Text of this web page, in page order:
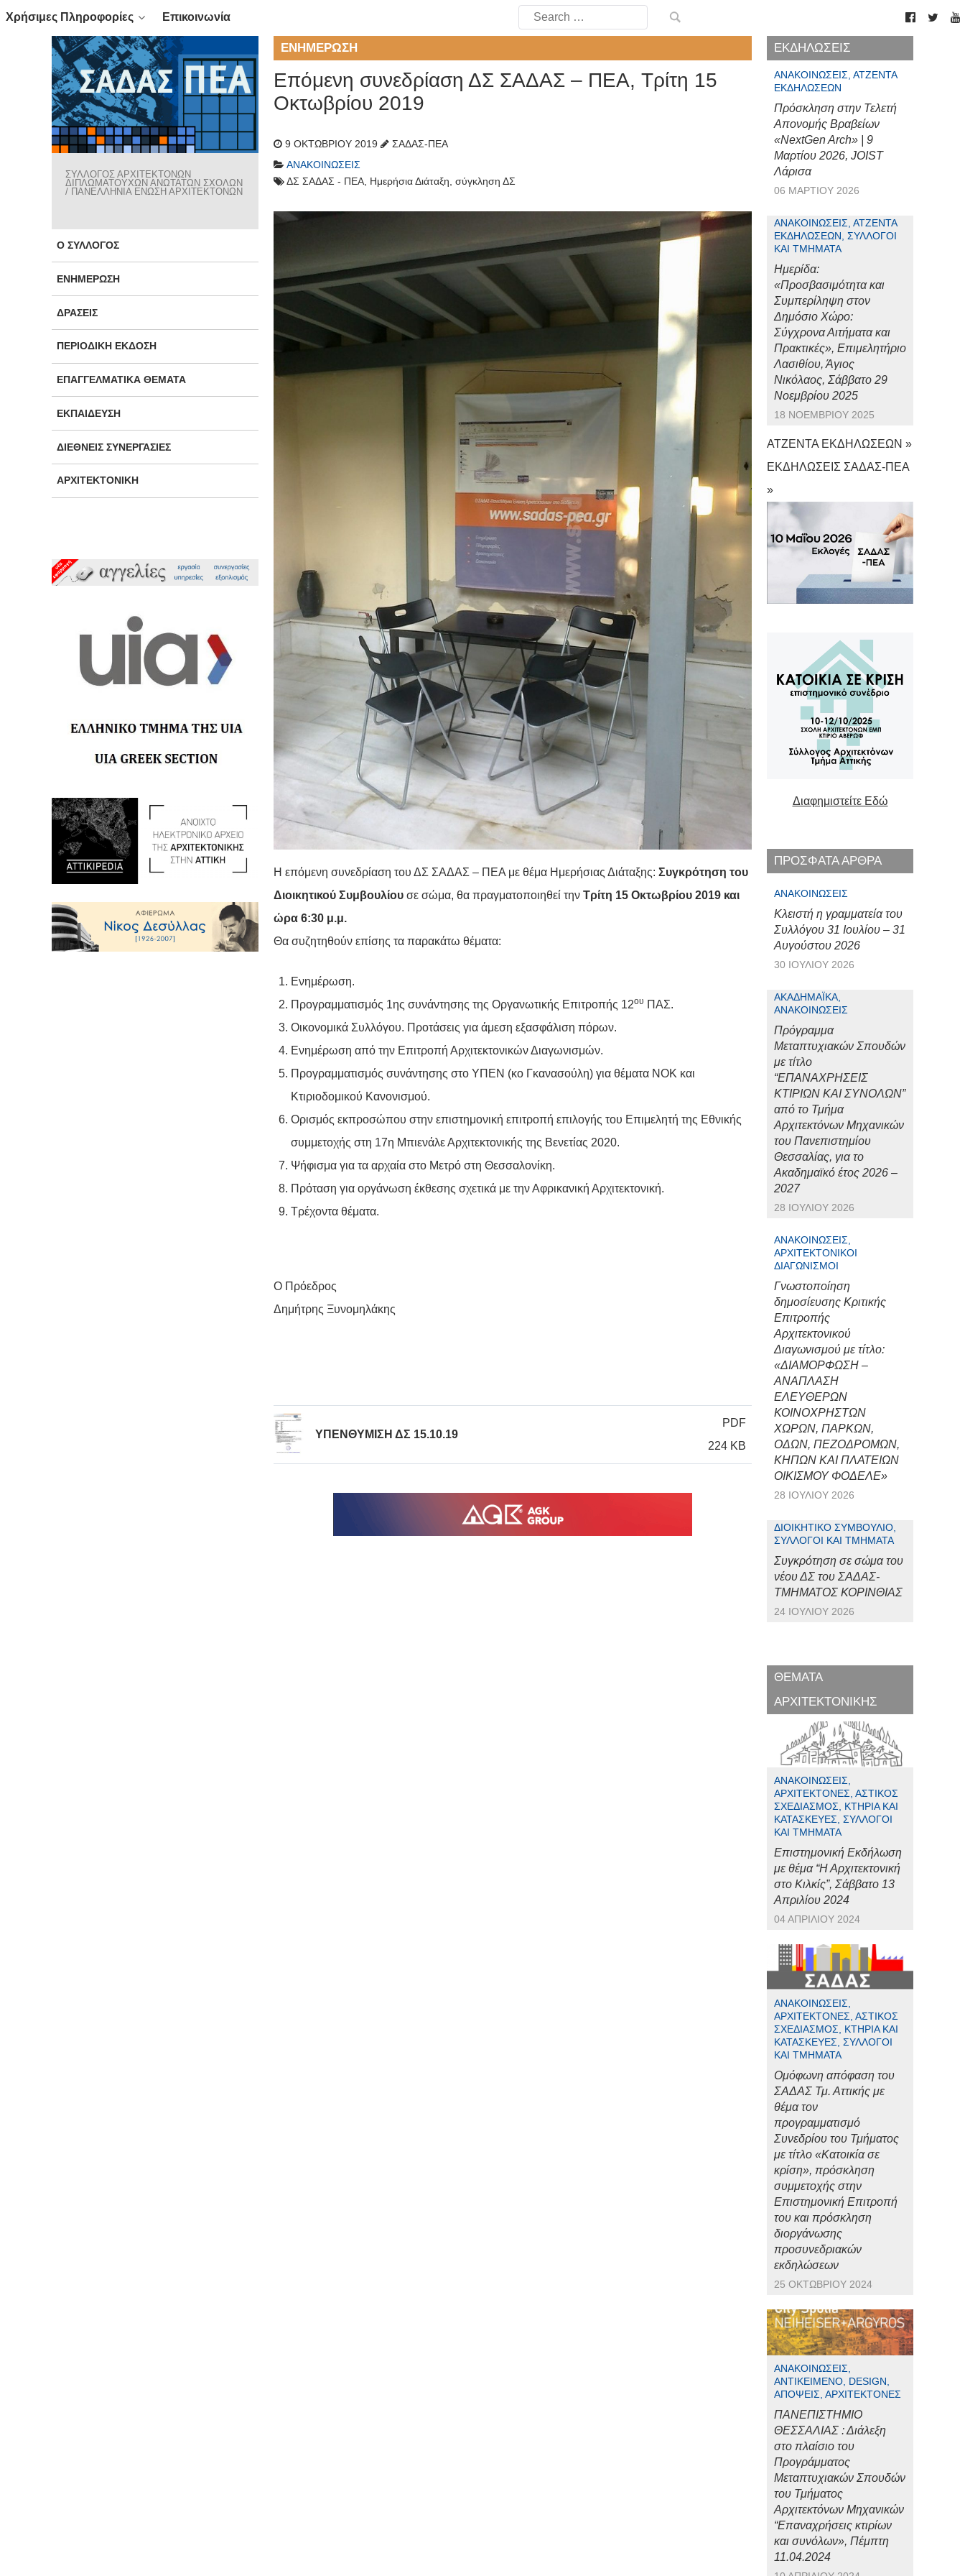
Χρήσιμες Πληροφορίες Επικοινωνία
Search
for:
ΣΥΛΛΟΓΟΣ ΑΡΧΙΤΕΚΤΟΝΩΝ
ΔΙΠΛΩΜΑΤΟΥΧΩΝ ΑΝΩΤΑΤΩΝ ΣΧΟΛΩΝ
/ ΠΑΝΕΛΛΗΝΙΑ ΕΝΩΣΗ ΑΡΧΙΤΕΚΤΟΝΩΝ
Ο ΣΎΛΛΟΓΟΣ
ΕΝΗΜΈΡΩΣΗ
ΔΡΆΣΕΙΣ
ΠΕΡΙΟΔΙΚΉ ΈΚΔΟΣΗ
ΕΠΑΓΓΕΛΜΑΤΙΚΆ ΘΈΜΑΤΑ
ΕΚΠΑΊΔΕΥΣΗ
ΔΙΕΘΝΕΊΣ ΣΥΝΕΡΓΑΣΊΕΣ
ΑΡΧΙΤΕΚΤΟΝΙΚΉ
ΕΝΗΜΈΡΩΣΗ
Eπόμενη συνεδρίαση ΔΣ ΣΑΔΑΣ – ΠΕΑ, Τρίτη 15
Οκτωβρίου 2019
9 ΟΚΤΩΒΡΊΟΥ 2019
ΣΑΔΑΣ-ΠΕΑ
ΑΝΑΚΟΙΝΏΣΕΙΣ
ΔΣ ΣΑΔΑΣ - ΠΕΑ, Ημερήσια Διάταξη, σύγκληση ΔΣ
H επόμενη συνεδρίαση του ΔΣ ΣΑΔΑΣ – ΠΕΑ με θέμα Ημερήσιας Διάταξης: Συγκρότηση του
Διοικητικού Συμβουλίουσε σώμα, θα πραγματοποιηθεί την Τρίτη 15 Οκτωβρίου 2019 και
ώρα 6:30 μ.μ.
Θα συζητηθούν επίσης τα παρακάτω θέματα:
Ενημέρωση.
Προγραμματισμός 1ης συνάντησης της Οργανωτικής Επιτροπής 12ου ΠΑΣ.
Οικονομικά Συλλόγου. Προτάσεις για άμεση εξασφάλιση πόρων.
Ενημέρωση από την Επιτροπή Αρχιτεκτονικών Διαγωνισμών.
Προγραμματισμός συνάντησης στο ΥΠΕΝ (κο Γκανασούλη) για θέματα ΝΟΚ και
Κτιριοδομικού Κανονισμού.
Ορισμός εκπροσώπου στην επιστημονική επιτροπή επιλογής του Επιμελητή της Εθνικής
συμμετοχής στη 17η Μπιενάλε Αρχιτεκτονικής της Βενετίας 2020.
Ψήφισμα για τα αρχαία στο Μετρό στη Θεσσαλονίκη.
Πρόταση για οργάνωση έκθεσης σχετικά με την Αφρικανική Αρχιτεκτονική.
Τρέχοντα θέματα.
Ο Πρόεδρος
Δημήτρης Ξυνομηλάκης
ΥΠΕΝΘΥΜΙΣΗ ΔΣ 15.10.19
PDF
224 KB
ΕΚΔΗΛΩΣΕΙΣ
ΑΝΑΚΟΙΝΏΣΕΙΣ, ΑΤΖΈΝΤΑ
ΕΚΔΗΛΏΣΕΩΝ
Πρόσκληση στην Τελετή
Απονομής Βραβείων
«NextGen Arch» | 9
Μαρτίου 2026, JOIST
Λάρισα
06 ΜΑΡΤΊΟΥ 2026
ΑΝΑΚΟΙΝΏΣΕΙΣ, ΑΤΖΈΝΤΑ
ΕΚΔΗΛΏΣΕΩΝ, ΣΎΛΛΟΓΟΙ
ΚΑΙ ΤΜΉΜΑΤΑ
Ημερίδα:
«Προσβασιμότητα και
Συμπερίληψη στον
Δημόσιο Χώρο:
Σύγχρονα Αιτήματα και
Πρακτικές», Επιμελητήριο
Λασιθίου, Άγιος
Νικόλαος, Σάββατο 29
Νοεμβρίου 2025
18 ΝΟΕΜΒΡΊΟΥ 2025
ΑΤΖΕΝΤΑ ΕΚΔΗΛΩΣΕΩΝ »
ΕΚΔΗΛΩΣΕΙΣ ΣΑΔΑΣ-ΠΕΑ
»
Διαφημιστείτε Εδώ
ΠΡΟΣΦΑΤΑ ΑΡΘΡΑ
ΑΝΑΚΟΙΝΏΣΕΙΣ
Κλειστή η γραμματεία του
Συλλόγου 31 Ιουλίου – 31
Αυγούστου 2026
30 ΙΟΥΛΊΟΥ 2026
ΑΚΑΔΗΜΑΪΚΆ,
ΑΝΑΚΟΙΝΏΣΕΙΣ
Πρόγραμμα
Μεταπτυχιακών Σπουδών
με τίτλο
“ΕΠΑΝΑΧΡΗΣΕΙΣ
ΚΤΙΡΙΩΝ ΚΑΙ ΣΥΝΟΛΩΝ”
από το Τμήμα
Αρχιτεκτόνων Μηχανικών
του Πανεπιστημίου
Θεσσαλίας, για το
Ακαδημαϊκό έτος 2026 –
2027
28 ΙΟΥΛΊΟΥ 2026
ΑΝΑΚΟΙΝΏΣΕΙΣ,
ΑΡΧΙΤΕΚΤΟΝΙΚΟΊ
ΔΙΑΓΩΝΙΣΜΟΊ
Γνωστοποίηση
δημοσίευσης Κριτικής
Επιτροπής
Αρχιτεκτονικού
Διαγωνισμού με τίτλο:
«ΔΙΑΜΟΡΦΩΣΗ –
ΑΝΑΠΛΑΣΗ
ΕΛΕΥΘΕΡΩΝ
ΚΟΙΝΟΧΡΗΣΤΩΝ
ΧΩΡΩΝ, ΠΑΡΚΩΝ,
ΟΔΩΝ, ΠΕΖΟΔΡΟΜΩΝ,
ΚΗΠΩΝ ΚΑΙ ΠΛΑΤΕΙΩΝ
ΟΙΚΙΣΜΟΥ ΦΟΔΕΛΕ»
28 ΙΟΥΛΊΟΥ 2026
ΔΙΟΙΚΗΤΙΚΌ ΣΥΜΒΟΎΛΙΟ,
ΣΎΛΛΟΓΟΙ ΚΑΙ ΤΜΉΜΑΤΑ
Συγκρότηση σε σώμα του
νέου ΔΣ του ΣΑΔΑΣ-
ΤΜΗΜΑΤΟΣ ΚΟΡΙΝΘΙΑΣ
24 ΙΟΥΛΊΟΥ 2026
ΘΕΜΑΤΑ
ΑΡΧΙΤΕΚΤΟΝΙΚΗΣ
ΑΝΑΚΟΙΝΏΣΕΙΣ,
ΑΡΧΙΤΈΚΤΟΝΕΣ, ΑΣΤΙΚΌΣ
ΣΧΕΔΙΑΣΜΌΣ, ΚΤΉΡΙΑ ΚΑΙ
ΚΑΤΑΣΚΕΥΈΣ, ΣΎΛΛΟΓΟΙ
ΚΑΙ ΤΜΉΜΑΤΑ
Επιστημονική Εκδήλωση
με θέμα “Η Αρχιτεκτονική
στο Κιλκίς”, Σάββατο 13
Απριλίου 2024
04 ΑΠΡΙΛΊΟΥ 2024
ΑΝΑΚΟΙΝΏΣΕΙΣ,
ΑΡΧΙΤΈΚΤΟΝΕΣ, ΑΣΤΙΚΌΣ
ΣΧΕΔΙΑΣΜΌΣ, ΚΤΉΡΙΑ ΚΑΙ
ΚΑΤΑΣΚΕΥΈΣ, ΣΎΛΛΟΓΟΙ
ΚΑΙ ΤΜΉΜΑΤΑ
Ομόφωνη απόφαση του
ΣΑΔΑΣ Τμ. Αττικής με
θέμα τον
προγραμματισμό
Συνεδρίου του Τμήματος
με τίτλο «Κατοικία σε
κρίση», πρόσκληση
συμμετοχής στην
Επιστημονική Επιτροπή
του και πρόσκληση
διοργάνωσης
προσυνεδριακών
εκδηλώσεων
25 ΟΚΤΩΒΡΊΟΥ 2024
ΑΝΑΚΟΙΝΏΣΕΙΣ,
ΑΝΤΙΚΕΊΜΕΝΟ, DESIGN,
ΑΠΌΨΕΙΣ, ΑΡΧΙΤΈΚΤΟΝΕΣ
ΠΑΝΕΠΙΣΤΗΜΙΟ
ΘΕΣΣΑΛΙΑΣ : Διάλεξη
στο πλαίσιο του
Προγράμματος
Μεταπτυχιακών Σπουδών
του Τμήματος
Αρχιτεκτόνων Μηχανικών
“Επαναχρήσεις κτιρίων
και συνόλων», Πέμπτη
11.04.2024